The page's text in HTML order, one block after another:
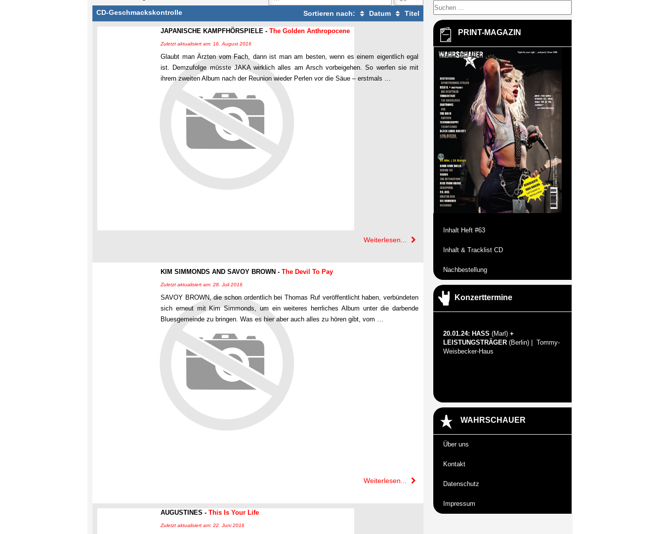
CD-Geschmackskontrolle Sortieren nach: Datum Titel
JAPANISCHE KAMPFHÖRSPIELE - The Golden Anthropocene
Zuletzt aktualisiert am: 16. August 2016
Glaubt man Ärzten vom Fach, dann ist man am besten, wenn es einem eigentlich egal
ist. Demzufolge müsste JAKA wirklich alles am Arsch vorbeigehen. So werfen sie mit
ihrem zweiten Album nach der Reunion wieder Perlen vor die Säue – erstmals …
Weiterlesen...
KIM SIMMONDS AND SAVOY BROWN - The Devil To Pay
Zuletzt aktualisiert am: 28. Juli 2016
SAVOY BROWN, die schon ordentlich bei Thomas Ruf veröffentlicht haben, verbündeten
sich erneut mit Kim Simmonds, um ein weiteres herrliches Album unter die darbende
Bluesgemeinde zu bringen. Was es hier aber auch alles zu hören gibt, vom …
Weiterlesen...
AUGUSTINES - This Is Your Life
Zuletzt aktualisiert am: 22. Juni 2016
PRINT-MAGAZIN
Inhalt Heft #63
Inhalt & Tracklist CD
Nachbestellung
Konzerttermine
20.01.24: HASS (Marl) +
LEISTUNGSTRÄGER (Berlin) | Tommy-
Weisbecker-Haus
WAHRSCHAUER
Über uns
Kontakt
Datenschutz
Impressum